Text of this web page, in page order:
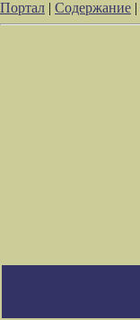
Портал | Содержание |